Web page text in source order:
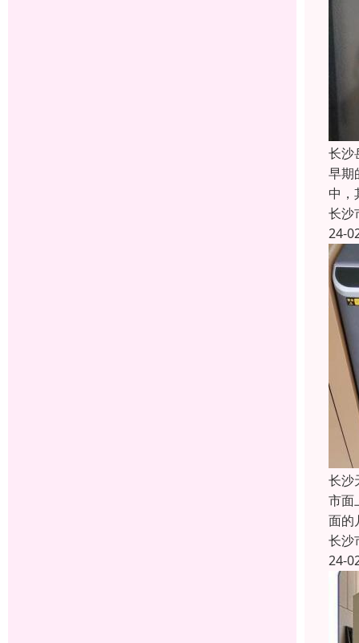
长沙
早期
中，
长沙
24-
长沙
市面
面的
长沙
24-